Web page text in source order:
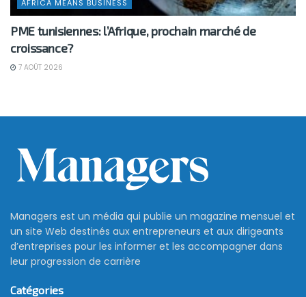
AFRICA MEANS BUSINESS
PME tunisiennes: l’Afrique, prochain marché de
croissance?
7 AOÛT 2026
Managers est un média qui publie un magazine mensuel et
un site Web destinés aux entrepreneurs et aux dirigeants
d’entreprises pour les informer et les accompagner dans
leur progression de carrière
Catégories